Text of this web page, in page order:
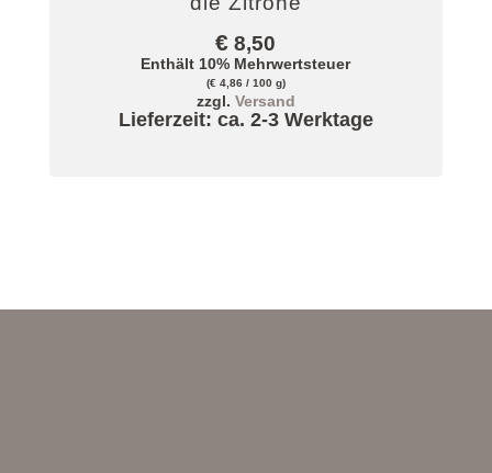
€ 8,50
Enthält 10% Mehrwertsteuer
(€ 4,86/ 100 g)
zzgl. Versand
Lieferzeit: ca. 2-3 Werktage